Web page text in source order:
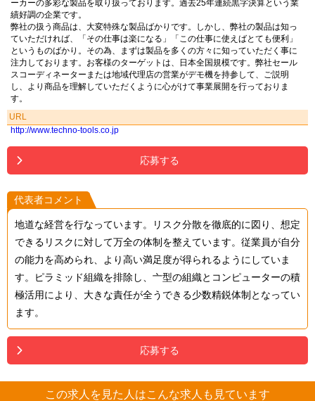
ーカーの多彩な製品を取り扱っております。過去25年連続黒字決算という業
績好調の企業です。
弊社の扱う商品は、大変特殊な製品ばかりです。しかし、弊社の製品は知っ
ていただければ、「その仕事は楽になる」「この仕事に使えばとても便利」
というものばかり。その為、まずは製品を多くの方々に知っていただく事に
注力しております。お客様のターゲットは、日本全国規模です。弊社セール
スコーディネーターまたは地域代理店の営業がデモ機を持参して、ご説明
し、より商品を理解していただくように心がけて事業展開を行っておりま
す。
URL
http://www.techno-tools.co.jp
応募する
代表者コメント
地道な経営を行なっています。リスク分散を徹底的に図り、想定
できるリスクに対して万全の体制を整えています。従業員が自分
の能力を高められ、より高い満足度が得られるようにしていま
す。ピラミッド組織を排除し、亠型の組織とコンピューターの積
極活用により、大きな責任が全うできる少数精鋭体制となってい
ます。
応募する
この求人を見た人はこんな求人も見ています